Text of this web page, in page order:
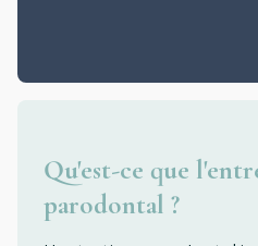
Qu'est-ce que
parodontal ?